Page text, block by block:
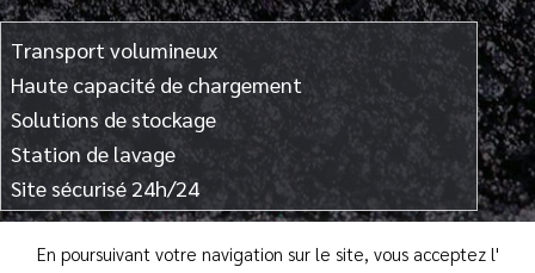
Transport volumineux
Haute capacité de chargement
Solutions de stockage
Station de lavage
Site sécurisé 24h/24
Données personnelles
En poursuivant votre navigation sur le site, vous acceptez l'